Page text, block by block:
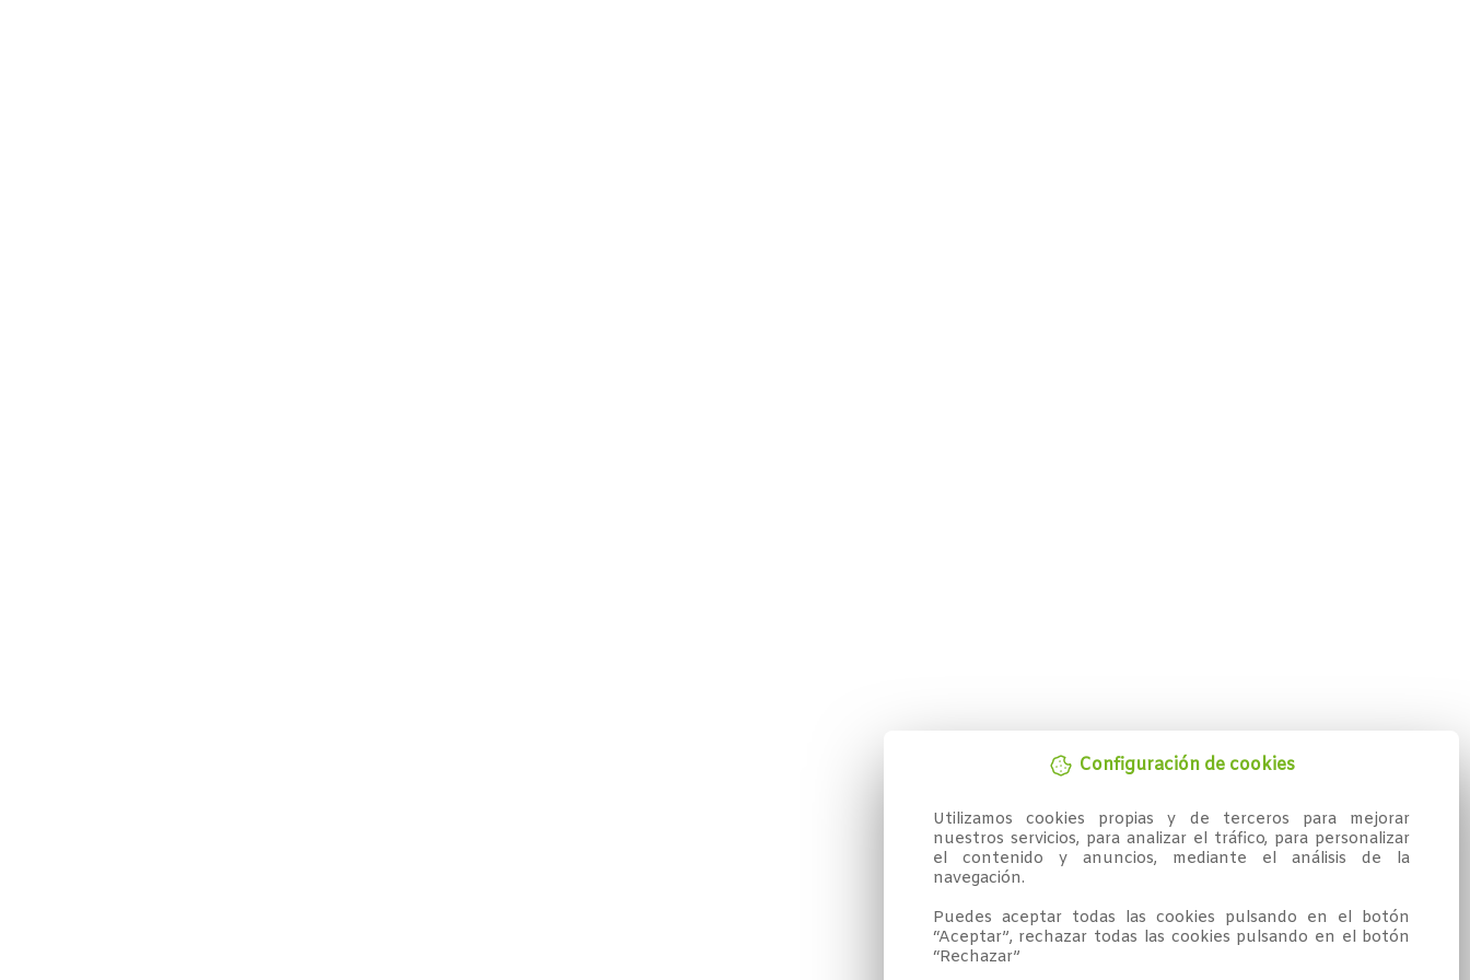
Configuración de cookies
Utilizamos cookies propias y de terceros para mejorar
nuestros servicios, para analizar el tráfico, para personalizar
el contenido y anuncios, mediante el análisis de la
navegación.
Puedes aceptar todas las cookies pulsando en el botón
“Aceptar”, rechazar todas las cookies pulsando en el botón
“Rechazar”